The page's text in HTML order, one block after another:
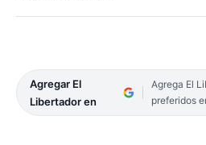
Agregar El
Libertador en
Agrega El
preferidos